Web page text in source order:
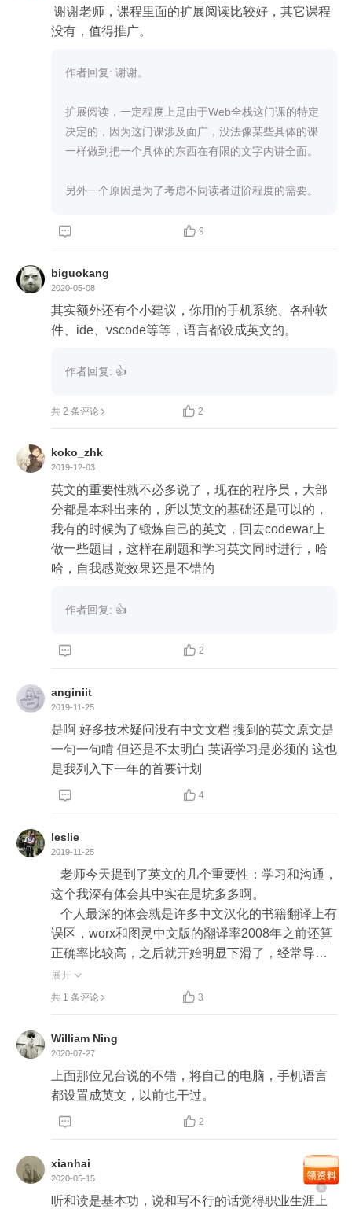
谢谢老师，课程里面的扩展阅读比较好，其它课程
没有，值得推广。
作者回复: 谢谢。
扩展阅读，一定程度上是由于Web全栈这门课的特定
决定的，因为这门课涉及面广，没法像某些具体的课
一样做到把一个具体的东西在有限的文字内讲全面。
另外一个原因是为了考虑不同读者进阶程度的需要。
  9
biguokang
2020-05-08
其实额外还有个小建议，你用的手机系统、各种软
件、ide、vscode等等，语言都设成英文的。
作者回复: 👍
共 2 条评论  2
koko_zhk
2019-12-03
英文的重要性就不必多说了，现在的程序员，大部
分都是本科出来的，所以英文的基础还是可以的，
我有的时候为了锻炼自己的英文，回去codewar上
做一些题目，这样在刷题和学习英文同时进行，哈
哈，自我感觉效果还是不错的
作者回复: 👍
  2
anginiit
2019-11-25
是啊 好多技术疑问没有中文文档 搜到的英文原文是
一句一句啃 但还是不太明白 英语学习是必须的 这也
是我列入下一年的首要计划
  4
leslie
2019-11-25
   老师今天提到了英文的几个重要性：学习和沟通，
这个我深有体会其中实在是坑多多啊。
   个人最深的体会就是许多中文汉化的书籍翻译上有
误区，worx和图灵中文版的翻译率2008年之前还算
正确率比较高，之后就开始明显下滑了，经常导致
中文版看上去的解释那么别扭，只能再找原版书籍
再啃一遍-这个就是老师说的读的问题。听和读是同
   代码中有时中文注释会在某些情况下变成乱码：注
释你就得英文吧，不能为此而、、、英文注释写不
来某些场景一产生乱码就不知道根本的实际情况
了；除此之外有时我们去英文网站学习时，不明之
力，不一定写的多好-大家能猜出来什么意思就行，
      说：实在是、、、努力过却还是很烂很烂，这个
展开 
共 1 条评论  3
William Ning
2020-07-27
上面那位兄台说的不错，将自己的电脑，手机语言
都设置成英文，以前也干过。
  2
xianhai
2020-05-15
听和读是基本功，说和写不行的话觉得职业生涯上